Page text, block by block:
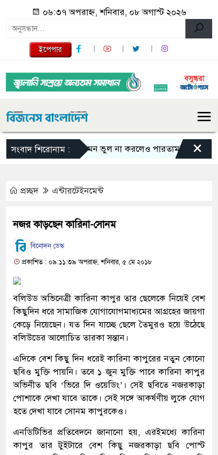
০৬:৩৭ অপরাহ্ন, শনিবার, ০৮ অগাস্ট ২০২৬
ইপেপার
সংবাদ শিরোনাম :এমন ভুল না করলেও পারতাম : শাকিব খান
×
প্রচ্ছদ এন্টারটেইনমেন্ট
নজর কাড়ছেন কারিনা-সোনম
বিনোদন ডেস্ক
প্রকাশিত : ০৯:১১:৩৯ অপরাহ্ন, শনিবার, ৫ মে ২০১৮
বলিউড অভিনেত্রী কারিনা কাপুর তার ছেলেকে নিয়েই বেশ
কিছুদিন ধরে সামাজিক যোগাযোগমাধ্যমের আগ্রহের জায়গা
কেড়ে নিয়েছেন। যত দিন যাচ্ছে ছেলে তৈমুরও হয়ে উঠেছে
বলিউডের আলোচিত তারকা সন্তান।
এদিকে বেশ কিছু দিন ধরেই কারিনা কাপুরের নতুন কোনো
ছবিও মুক্তি পায়নি। তবে ১ জুন মুক্তি পাবে কারিনা কাপুর
অভিনীত ছবি ‘ভিরে দি ওয়েডিং’। সেই ছবিতে নজরকাড়া
পোশাকে দেখা যাবে তাকে। সেই সঙ্গে আকর্ষণীয় লুকে যোগ
হতে দেখা যাবে সোনম কাপুরকেও।
এনডিটিভির প্রতিবেদনে জানানো হয়, এরইমধ্যে কারিনা
কাপুর তার টুইটারে বেশ কিছু নজরকাড়া ছবি পোস্ট